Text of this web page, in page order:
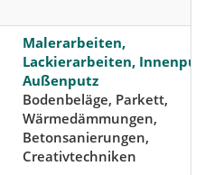
Malerarbeiten,
Lackierarbeiten,
Außenputz
Bodenbeläge, Parkett,
Wärmedämmungen,
Betonsanierungen,
Creativtechniken